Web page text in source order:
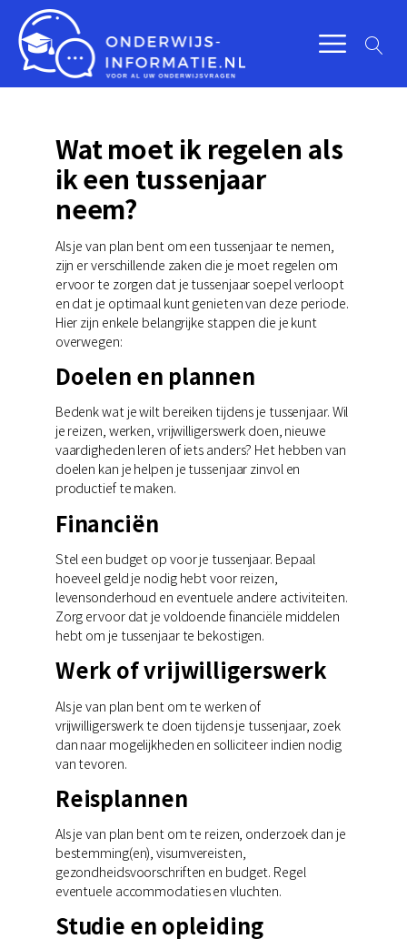
Wat moet ik regelen als
ik een tussenjaar
neem?
Als je van plan bent om een tussenjaar te nemen,
zijn er verschillende zaken die je moet regelen om
ervoor te zorgen dat je tussenjaar soepel verloopt
en dat je optimaal kunt genieten van deze periode.
Hier zijn enkele belangrijke stappen die je kunt
overwegen:
Doelen en plannen
Bedenk wat je wilt bereiken tijdens je tussenjaar. Wil
je reizen, werken, vrijwilligerswerk doen, nieuwe
vaardigheden leren of iets anders? Het hebben van
doelen kan je helpen je tussenjaar zinvol en
productief te maken.
Financiën
Stel een budget op voor je tussenjaar. Bepaal
hoeveel geld je nodig hebt voor reizen,
levensonderhoud en eventuele andere activiteiten.
Zorg ervoor dat je voldoende financiële middelen
hebt om je tussenjaar te bekostigen.
Werk of vrijwilligerswerk
Als je van plan bent om te werken of
vrijwilligerswerk te doen tijdens je tussenjaar, zoek
dan naar mogelijkheden en solliciteer indien nodig
van tevoren.
Reisplannen
Als je van plan bent om te reizen, onderzoek dan je
bestemming(en), visumvereisten,
gezondheidsvoorschriften en budget. Regel
eventuele accommodaties en vluchten.
Studie en opleiding